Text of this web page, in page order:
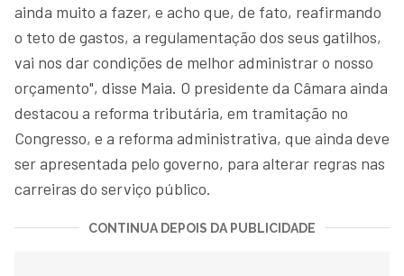
ainda muito a fazer, e acho que, de fato, reafirmando
o teto de gastos, a regulamentação dos seus gatilhos,
vai nos dar condições de melhor administrar o nosso
orçamento", disse Maia. O presidente da Câmara ainda
destacou a reforma tributária, em tramitação no
Congresso, e a reforma administrativa, que ainda deve
ser apresentada pelo governo, para alterar regras nas
carreiras do serviço público.
CONTINUA DEPOIS DA PUBLICIDADE